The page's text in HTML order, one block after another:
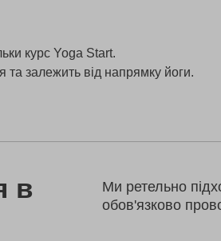
курс Yoga Start.
та залежить від напрямку йоги.
в
Ми ретельно
обов'язково